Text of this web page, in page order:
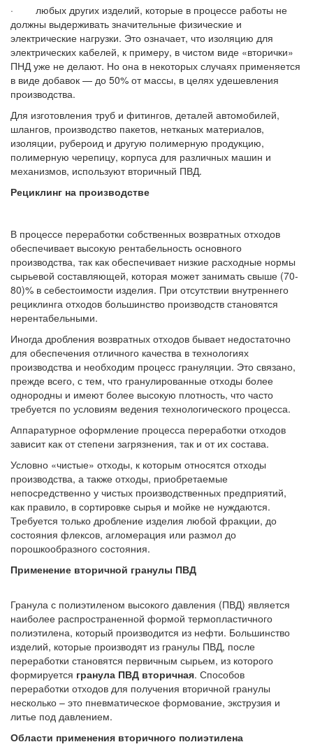
· любых других изделий, которые в процессе работы не
должны выдерживать значительные физические и
электрические нагрузки. Это означает, что изоляцию для
электрических кабелей, к примеру, в чистом виде «вторички»
ПНД уже не делают. Но она в некоторых случаях применяется
в виде добавок — до 50% от массы, в целях удешевления
производства.
Для изготовления труб и фитингов, деталей автомобилей,
шлангов, производство пакетов, нетканых материалов,
изоляции, рубероид и другую полимерную продукцию,
полимерную черепицу, корпуса для различных машин и
механизмов, используют вторичный ПВД.
Рециклинг на производстве
В процессе переработки собственных возвратных отходов
обеспечивает высокую рентабельность основного
производства, так как обеспечивает низкие расходные нормы
сырьевой составляющей, которая может занимать свыше (70-
80)% в себестоимости изделия. При отсутствии внутреннего
рециклинга отходов большинство производств становятся
нерентабельными.
Иногда дробления возвратных отходов бывает недостаточно
для обеспечения отличного качества в технологиях
производства и необходим процесс грануляции. Это связано,
прежде всего, с тем, что гранулированные отходы более
однородны и имеют более высокую плотность, что часто
требуется по условиям ведения технологического процесса.
Аппаратурное оформление процесса переработки отходов
зависит как от степени загрязнения, так и от их состава.
Условно «чистые» отходы, к которым относятся отходы
производства, а также отходы, приобретаемые
непосредственно у чистых производственных предприятий,
как правило, в сортировке сырья и мойке не нуждаются.
Требуется только дробление изделия любой фракции, до
состояния флексов, агломерация или размол до
порошкообразного состояния.
Применение вторичной гранулы ПВД
Гранула с полиэтиленом высокого давления (ПВД) является
наиболее распространенной формой термопластичного
полиэтилена, который производится из нефти. Большинство
изделий, которые производят из гранулы ПВД, после
переработки становятся первичным сырьем, из которого
формируется гранула ПВД вторичная. Способов
переработки отходов для получения вторичной гранулы
несколько – это пневматическое формование, экструзия и
литье под давлением.
Области применения вторичного полиэтилена